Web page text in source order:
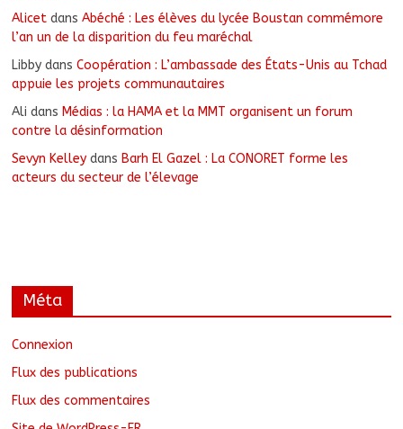
Alicet dansAbéché : Les élèves du lycée Boustan commémore
l’an un de la disparition du feu maréchal
Libby dansCoopération : L’ambassade des États-Unis au Tchad
appuie les projets communautaires
Ali dans Médias : la HAMA et la MMT organisent un forum
contre la désinformation
Sevyn Kelley dans Barh El Gazel : La CONORET forme les
acteurs du secteur de l’élevage
Méta
Connexion
Flux des publications
Flux des commentaires